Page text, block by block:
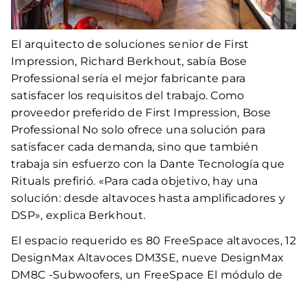
El arquitecto de soluciones senior de First
Impression, Richard Berkhout, sabía Bose
Professional sería el mejor fabricante para
satisfacer los requisitos del trabajo. Como
proveedor preferido de First Impression, Bose
Professional No solo ofrece una solución para
satisfacer cada demanda, sino que también
trabaja sin esfuerzo con la Dante Tecnología que
Rituals prefirió. «Para cada objetivo, hay una
solución: desde altavoces hasta amplificadores y
DSP», explica Berkhout.
El espacio requerido es 80 FreeSpace altavoces, 12
DesignMax Altavoces DM3SE, nueve DesignMax
DM8C -Subwoofers, un FreeSpace El módulo de